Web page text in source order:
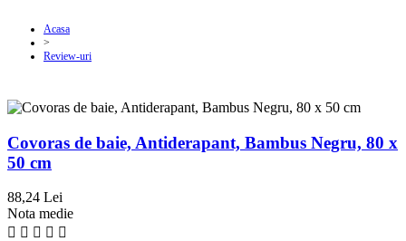
Acasa
>
Review-uri
Covoras de baie, Antiderapant, Bambus Negru, 80 x
50 cm
88,24 Lei
Nota medie